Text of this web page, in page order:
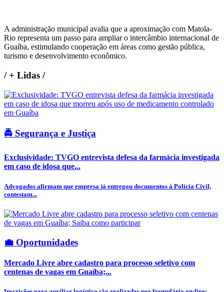
A administração municipal avalia que a aproximação com Matola-
Rio representa um passo para ampliar o intercâmbio internacional de
Guaíba, estimulando cooperação em áreas como gestão pública,
turismo e desenvolvimento econômico.
/+ Lidas /
🚔 Segurança e Justiça
Exclusividade: TVGO entrevista defesa da farmácia investigada
em caso de idosa que...
Advogados afirmam que empresa já entregou documentos à Polícia Civil,
contestam...
💼 Oportunidades
Mercado Livre abre cadastro para processo seletivo com
centenas de vagas em Guaíba;...